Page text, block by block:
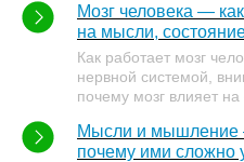
Мозг человека —
на мысли,
Как работает мозг
нервной системой,
почему мозг влияет на
Мысли и мышление
почему ими сложно